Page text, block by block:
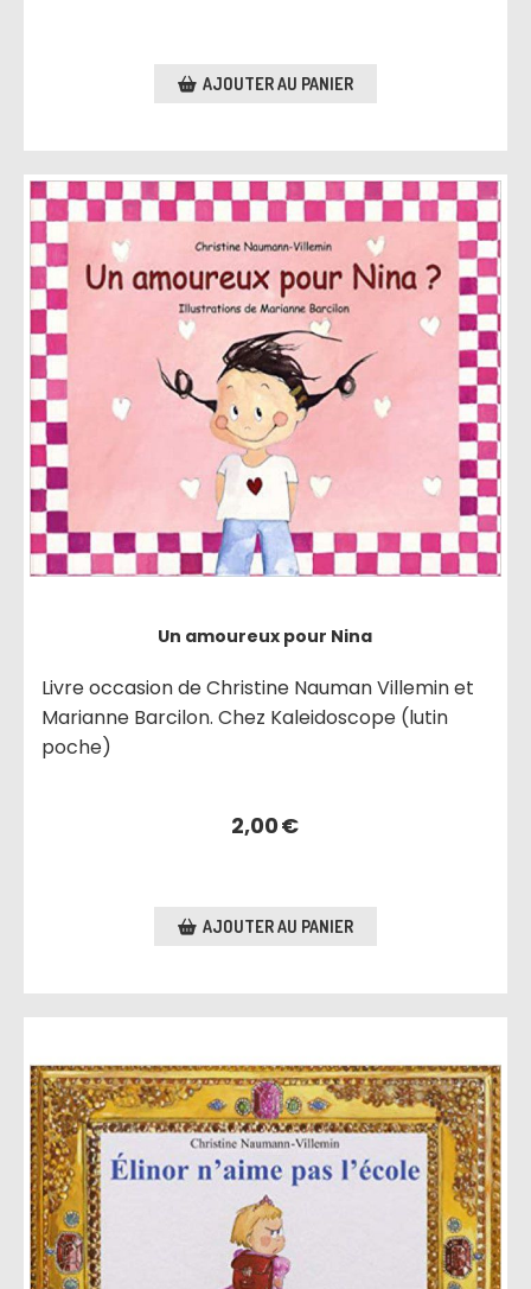
AJOUTER AU PANIER
Un amoureux pour Nina
Livre occasion de Christine Nauman Villemin et
Marianne Barcilon. Chez Kaleidoscope (lutin
poche)
2,00€
AJOUTER AU PANIER